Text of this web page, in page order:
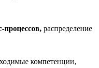
процессов, распределение
компетенции,